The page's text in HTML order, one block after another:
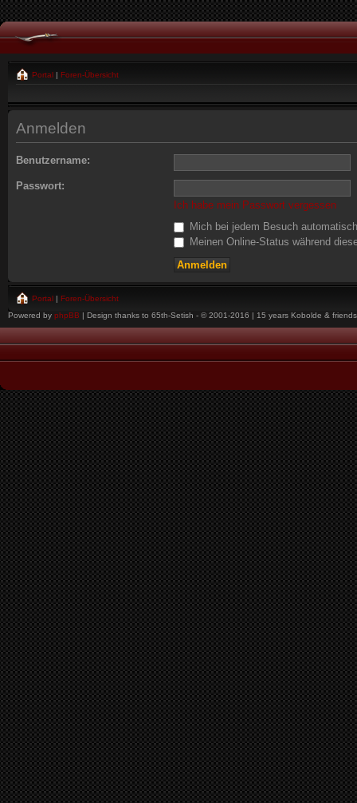
Portal | Foren-Übersicht
Anmelden
Benutzername:
Passwort:
Ich habe mein Passwort vergessen
Mich bei jedem Besuch
Meinen Online-Status während
Portal | Foren-Übersicht
Powered by phpBB | Design thanks to 65th-Setish - © 2001-2016 | 15 years Kobolde & friends